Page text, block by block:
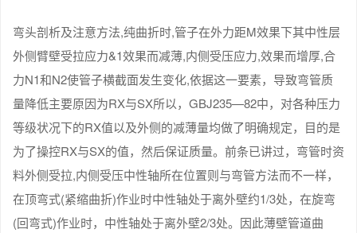
弯头剖析及注意方法,纯曲折时,管子在外力距M效果下其中性层
外侧臂壁受拉应力&1效果而减薄,内侧受压应力,效果而增厚,合
力N1和N2使管子横截面发生变化,依据这一要素，导致弯管质
量降低主要原因为RX与SX所以，GBJ235—82中，对各种压力
等级状况下的RX值以及外侧的减薄量均做了明确规定，目的是
为了操控RX与SX的值，然后保证质量。前条已讲过，弯管时资
料外侧受拉,内侧受压中性轴所在位置则与弯管方法而不一样，
在顶弯式(紧缩曲折)作业时中性轴处于离外壁约1/3处，在旋弯
(回弯式)作业时，中性轴处于离外壁2/3处。因此薄壁管道曲